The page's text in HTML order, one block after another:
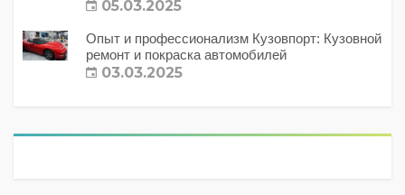
с этим делать?
05.03.2025
Опыт и профессионализм Кузовпорт: Кузовной
ремонт и покраска автомобилей
03.03.2025